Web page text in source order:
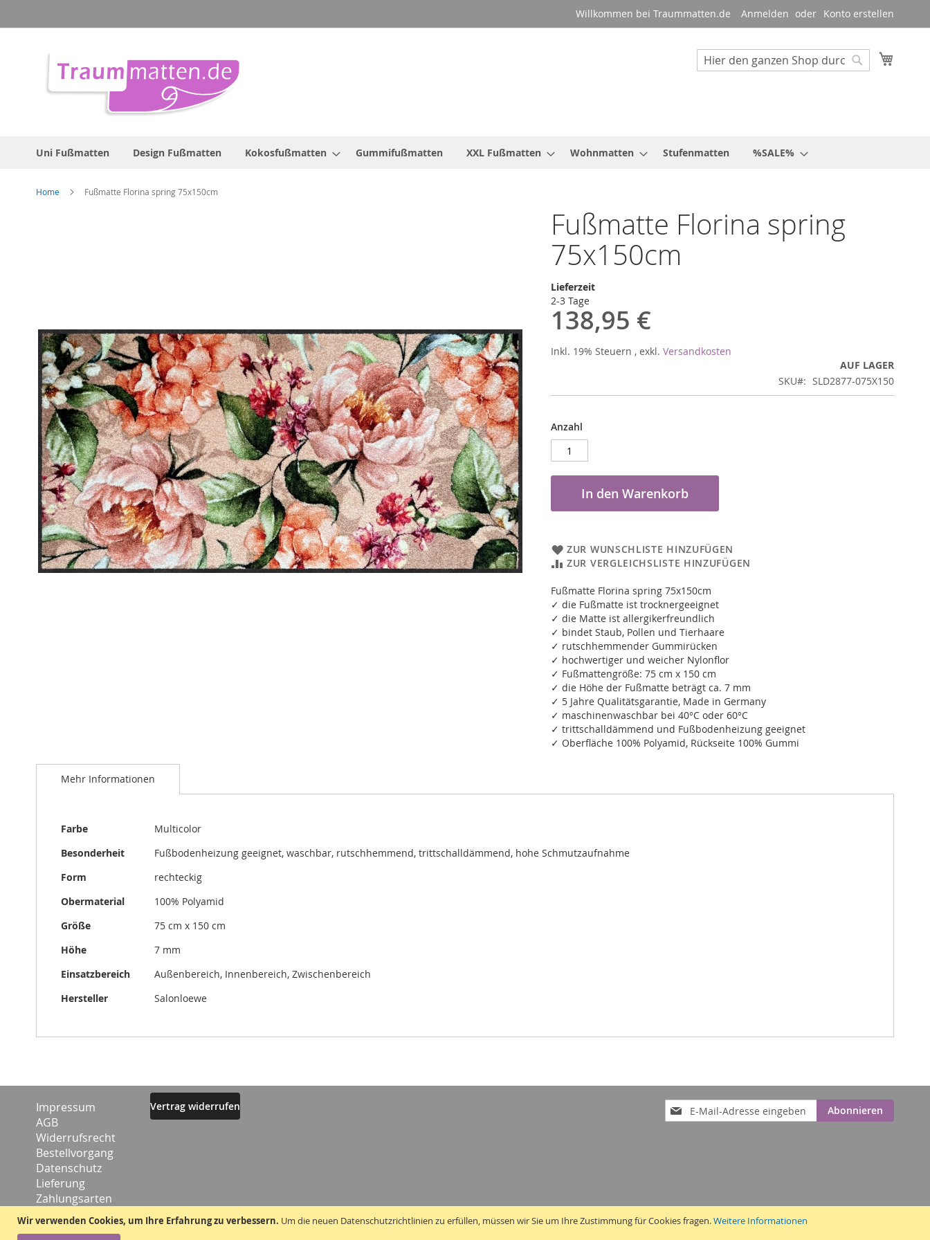
Wir verwenden Cookies, um Ihre Erfahrung zu verbessern. Um die neuen Datenschutzrichtlinien zu erfüllen, müssen wir Sie um Ihre Zustimmung für Cookies fragen.Weitere Informationen
zum
Willkommen bei Traummatten.de Anmelden Konto erstellen
Suche
Uni Fußmatten Design Fußmatten Kokosfußmatten Gummifußmatten XXL Fußmatten Wohnmatten Stufenmatten %SALE%
Home Fußmatte Florina spring 75x150cm
Fußmatte Florina spring
75x150cm
Lieferzeit
2-3 Tage
138,95 €
Inkl. 19% Steuern , exkl. Versandkosten
AUF LAGER
SKU
SLD2877-075X150
Anzahl
In den Warenkorb
ZUR WUNSCHLISTE HINZUFÜGEN
ZUR VERGLEICHSLISTE HINZUFÜGEN
Fußmatte Florina spring 75x150cm
✓ die Fußmatte ist trocknergeeignet
✓ die Matte ist allergikerfreundlich
✓ bindet Staub, Pollen und Tierhaare
✓ rutschhemmender Gummirücken
✓ hochwertiger und weicher Nylonflor
✓ Fußmattengröße: 75 cm x 150 cm
✓ die Höhe der Fußmatte beträgt ca. 7 mm
✓ 5 Jahre Qualitätsgarantie, Made in Germany
✓ maschinenwaschbar bei 40°C oder 60°C
✓ trittschalldämmend und Fußbodenheizung geeignet
✓ Oberfläche 100% Polyamid, Rückseite 100% Gummi
Mehr Informationen
Mehr
Farbe
Multicolor
Besonderheit
Fußbodenheizung geeignet, waschbar, rutschhemmend, trittschalldämmend, hohe Schmutzaufnahme
Form
rechteckig
Obermaterial
100% Polyamid
Größe
75 cm x 150 cm
Höhe
7 mm
Einsatzbereich
Außenbereich, Innenbereich, Zwischenbereich
Hersteller
Salonloewe
Anmeldung
zum
Abonnieren
Impressum
AGB
Widerrufsrecht
Bestellvorgang
Datenschutz
Lieferung
Zahlungsarten
Kontakt
Vertrag widerrufen